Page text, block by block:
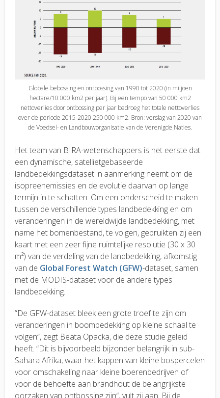
Globale bebossing en ontbossing van 1990 tot 2020 (in miljoen
hectare/10 000 km2 per jaar). Bij een tempo van 50 000 km2
nettoverlies door ontbossing per jaar bedroeg het totale nettoverlies
over de periode 2015-2020 250 000 km2. Bron: verslag van 2020 van
de Voedsel- en Landbouworganisatie van de Verenigde Naties.
Het team van BIRA-wetenschappers is het eerste dat
een dynamische, satellietgebaseerde
landbedekkingsdataset in aanmerking neemt om de
isopreenemissies en de evolutie daarvan op lange
termijn in te schatten. Om een onderscheid te maken
tussen de verschillende types landbedekking en om
veranderingen in de wereldwijde landbedekking, met
name het bomenbestand, te volgen, gebruikten zij een
kaart met een zeer fijne ruimtelijke resolutie (30 x 30
m²) van de verdeling van de landbedekking, afkomstig
van de Global Forest Watch (GFW)-dataset, samen
met de MODIS-dataset voor de andere types
landbedekking.
“De GFW-dataset bleek een grote troef te zijn om
veranderingen in boombedekking op kleine schaal te
volgen”, zegt Beata Opacka, die deze studie geleid
heeft. “Dit is bijvoorbeeld bijzonder belangrijk in sub-
Sahara Afrika, waar het kappen van kleine bospercelen
voor omschakeling naar kleine boerenbedrijven of
voor de behoefte aan brandhout de belangrijkste
oorzaken van ontbossing zijn”, vult zij aan. Bij de